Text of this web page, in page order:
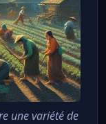
une variété de